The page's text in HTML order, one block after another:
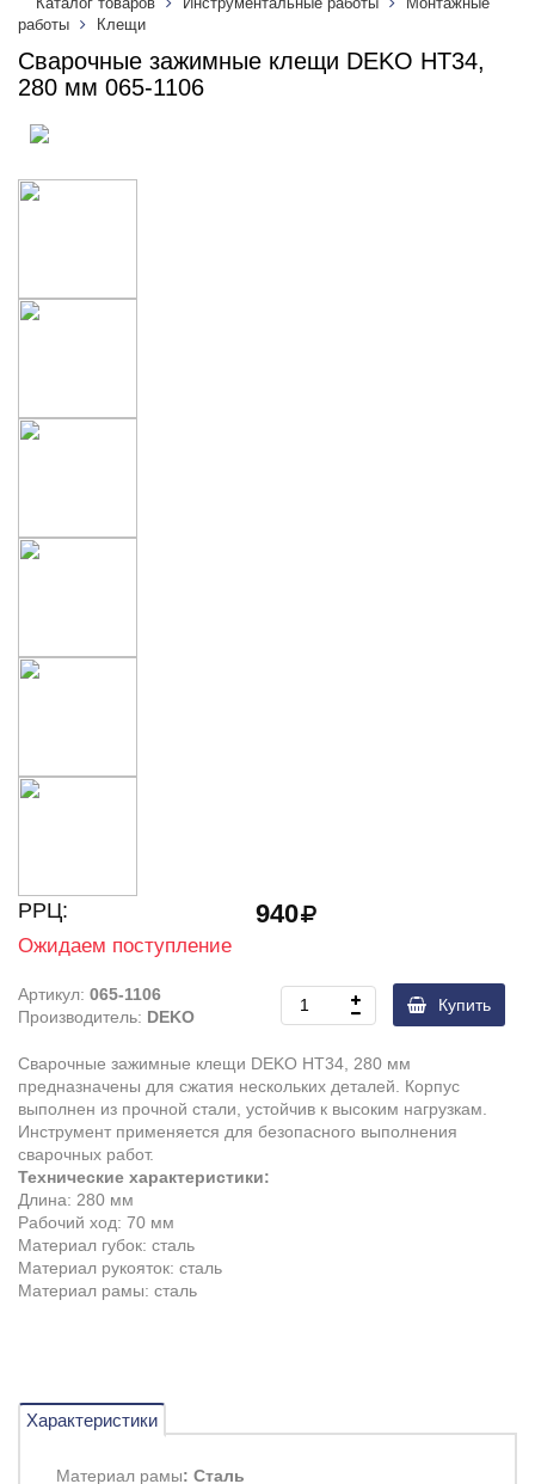
работы
Клещи
Сварочные зажимные клещи DEKO HT34,
280 мм 065-1106
РРЦ: 940
Ожидаем поступление
Артикул: 065-1106
Производитель: DEKO
Купить
Сварочные зажимные клещи DEKO HT34, 280 мм
предназначены для сжатия нескольких деталей.
Корпус
выполнен из прочной стали, устойчив к высоким нагрузкам.
Инструмент применяется для безопасного выполнения
сварочных работ.
Технические характеристики:
Длина: 280 мм
Рабочий ход: 70 мм
Материал губок: сталь
Материал рукояток: сталь
Материал рамы: сталь
Характеристики
Материал рамы: Сталь